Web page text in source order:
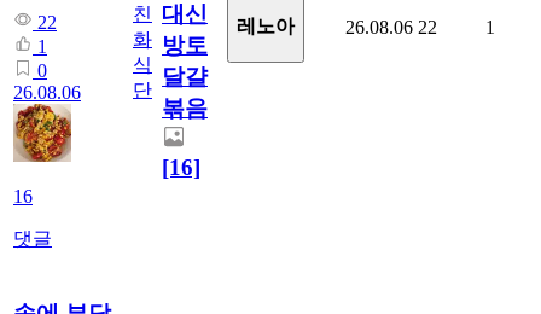
22
1
0
26.08.06
16
댓글
친
화
식
단
대신
방토
달걀
볶음
[16]
레노아 26.08.06 22 1